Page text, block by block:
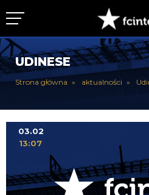
KLUB
DRUŻYNA
PUCHARY
DLA TIFOSICH
SERWIS
UDINESE
Strona główna aktualności
03.02
13:07